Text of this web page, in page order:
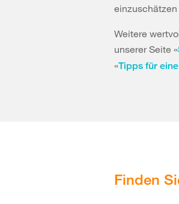
Weitere
unserer Seite «
«Tipps für
Finden